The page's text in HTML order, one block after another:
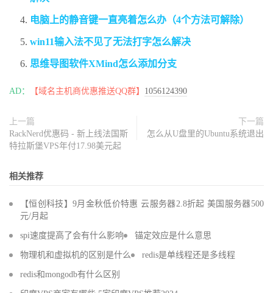
电脑上的静音键一直亮着怎么办（4个方法可解除）
win11输入法不见了无法打字怎么解决
思维导图软件XMind怎么添加分支
AD： 【域名主机商优惠推送QQ群】 1056124390
上一篇
RackNerd优惠码 - 新上线法国斯
特拉斯堡VPS年付17.98美元起
下一篇
怎么从U盘里的Ubuntu系统退出
相关推荐
【恒创科技】9月金秋低价特惠 云服务器2.8折起 美国服务器500
元/月起
spi速度提高了会有什么影响 锚定效应是什么意思
物理机和虚拟机的区别是什么 redis是单线程还是多线程
redis和mongodb有什么区别